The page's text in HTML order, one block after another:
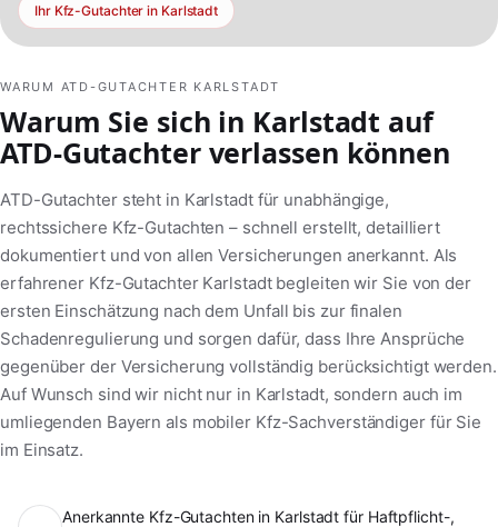
Ihr Kfz-Gutachter in Karlstadt
WARUM ATD-GUTACHTER KARLSTADT
Warum Sie sich in Karlstadt auf
ATD-Gutachter verlassen können
ATD-Gutachter steht in Karlstadt für unabhängige,
rechtssichere Kfz-Gutachten – schnell erstellt, detailliert
dokumentiert und von allen Versicherungen anerkannt. Als
erfahrener Kfz-Gutachter Karlstadt begleiten wir Sie von der
ersten Einschätzung nach dem Unfall bis zur finalen
Schadenregulierung und sorgen dafür, dass Ihre Ansprüche
gegenüber der Versicherung vollständig berücksichtigt werden.
Auf Wunsch sind wir nicht nur in Karlstadt, sondern auch im
umliegenden Bayern als mobiler Kfz-Sachverständiger für Sie
im Einsatz.
Anerkannte Kfz-Gutachten in Karlstadt für Haftpflicht-,